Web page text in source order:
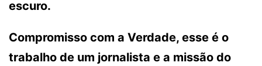
escuro.
Compromisso com a Verdade, esse é o
trabalho de um jornalista e a missão do